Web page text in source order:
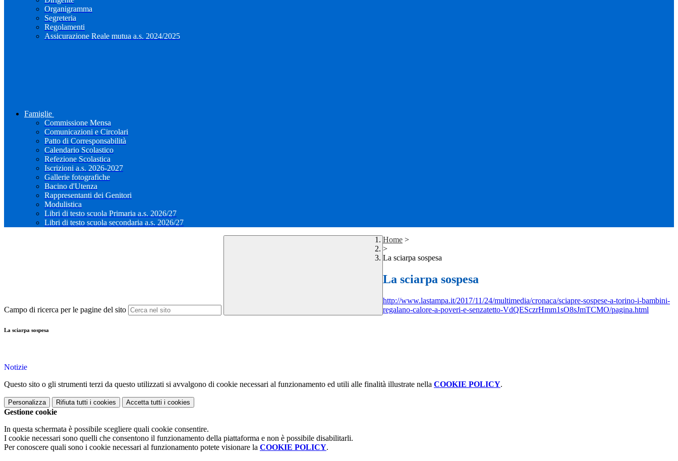
Organigramma
Segreteria
Regolamenti
Assicurazione Reale mutua a.s. 2024/2025
Famiglie
Commissione Mensa
Comunicazioni e Circolari
Patto di Corresponsabilità
Calendario Scolastico
Refezione Scolastica
Iscrizioni a.s. 2026-2027
Gallerie fotografiche
Bacino d'Utenza
Rappresentanti dei Genitori
Modulistica
Libri di testo scuola Primaria a.s. 2026/27
Libri di testo scuola secondaria a.s. 2026/27
Campo di ricerca per le pagine del sito
Home >
>
La sciarpa sospesa
La sciarpa sospesa
http://www.lastampa.it/2017/11/24/multimedia/cronaca/sciapre-sospese-a-torino-i-bambini-
regalano-calore-a-poveri-e-senzatetto-VdQESczrHmm1sO8sJmTCMO/pagina.html
La sciarpa sospesa
Notizie
Questo sito o gli strumenti terzi da questo utilizzati si avvalgono di cookie necessari al funzionamento ed utili alle finalità illustrate nella COOKIE POLICY.
Personalizza Rifiuta tutti i cookies Accetta tutti i cookies
Gestione cookie
In questa schermata è possibile scegliere quali cookie consentire.
I cookie necessari sono quelli che consentono il funzionamento della piattaforma e non è possibile disabilitarli.
Per conoscere quali sono i cookie necessari al funzionamento potete visionare la COOKIE POLICY.